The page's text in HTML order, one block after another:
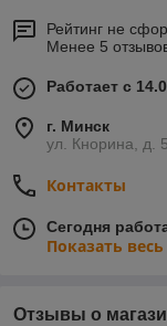
Рейтинг не
Менее 5
Работает с
г. Минск
ул. Кнорина, д.
Контакты
Сегодня
Показать
Отзывы о